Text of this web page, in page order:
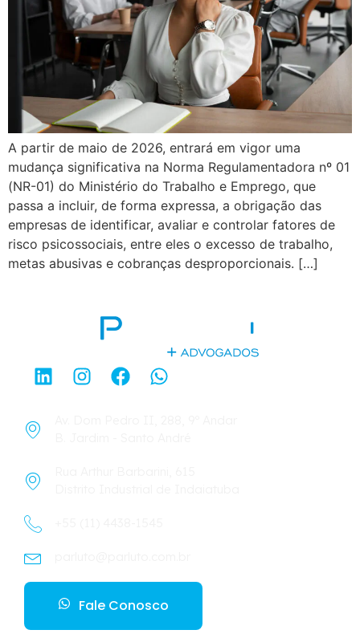
A partir de maio de 2026, entrará em vigor uma
mudança significativa na Norma Regulamentadora nº 01
(NR-01) do Ministério do Trabalho e Emprego, que
passa a incluir, de forma expressa, a obrigação das
empresas de identificar, avaliar e controlar fatores de
risco psicossociais, entre eles o excesso de trabalho,
metas abusivas e cobranças desproporcionais. […]
Fale Conosco